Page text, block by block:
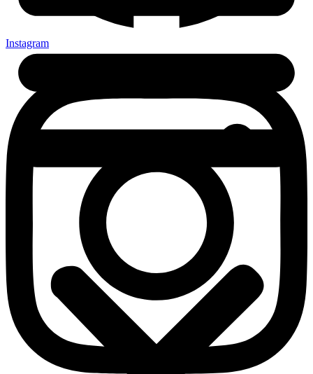
Instagram